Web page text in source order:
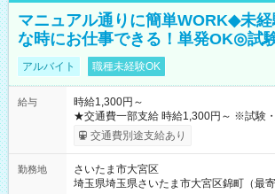
マニュアル通りに簡単WORK◆未経
な時にお仕事できる！単発OK◎試
アルバイト 職種未経験OK
給与
時給1,300円～
★交通費一部支給 時給1,300円～ ※試験・役割により手当あり
※勤務回数により昇給あり 【即給（前払
り！】 希望される場合、勤務から1週間
例】 ・河合塾模擬試験 8:30～17:30（休
×8時間＝日収10,400円＋交通費 ※当日の
交通費別途支給あり
勤務地
さいたま市大宮区
埼玉県埼玉県さいたま市大宮区錦町（最寄